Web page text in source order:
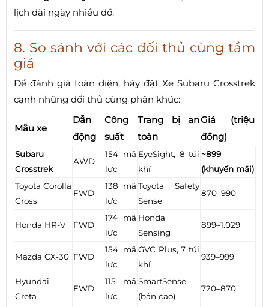
lịch dài ngày nhiều đồ.
8. So sánh với các đối thủ cùng tầm
giá
Để đánh giá toàn diện, hãy đặt Xe Subaru Crosstrek
cạnh những đối thủ cùng phân khúc:
Mẫu xe
Dẫn
động
Công
suất
Trang bị an
toàn
Giá (triệu
đồng)
Subaru
Crosstrek
AWD
154 mã
lực
EyeSight, 8 túi
khí
~899
(khuyến mãi)
Toyota Corolla
Cross
FWD
138 mã
lực
Toyota Safety
Sense
870–990
Honda HR-V FWD
174 mã
lực
Honda
Sensing
899–1.029
Mazda CX-30 FWD
154 mã
lực
GVC Plus, 7 túi
khí
939–999
Hyundai
Creta
FWD
115 mã
lực
SmartSense
(bản cao)
720–870